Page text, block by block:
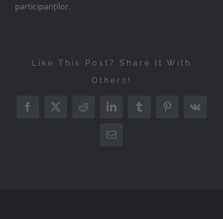
participanților.
Like This Post? Share It With
Others!
Facebook
X RedditLinkedInTumblrPinterest
Vk
Email